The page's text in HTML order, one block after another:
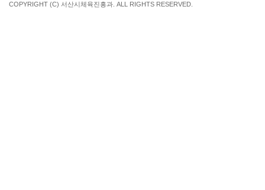
COPYRIGHT (C) 서산시체육진흥과. ALL RIGHTS RESERVED.